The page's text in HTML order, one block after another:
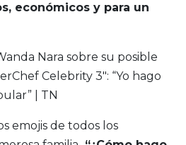
económicos y para un
emojis de todos los